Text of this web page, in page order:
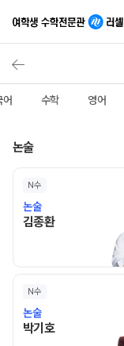
어 수학 영어
논술
N수
논술
김종환김종환 선생님
N수
논술
박기호박기호 선생님